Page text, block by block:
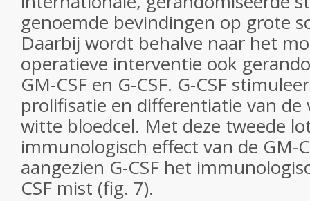
genoemde bevindingen op grote
Daarbij wordt behalve naar het
operatieve interventie ook
GM-CSF en G-CSF. G-CSF
prolifisatie en differentiatie van de
witte bloedcel. Met deze tweede
immunologisch effect van de GM-
aangezien G-CSF het
CSF mist (fig. 7).